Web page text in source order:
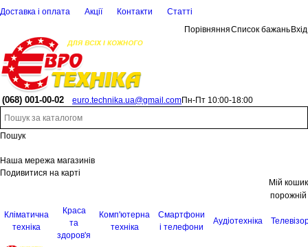
Доставка і оплата Акції Контакти
Статті
ПорівнянняСписок бажань Вхід
(068) 001-00-02 euro.technika.ua@gmail.comПн-Пт 10:00-18:00
Пошук
Наша мережа магазинів
Подивитися на карті
Мій кошик
порожній
Кліматична
техніка
Краса
та
здоров'я
Комп'ютерна
техніка
Смартфони
і телефони
Аудіотехніка